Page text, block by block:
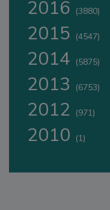
2016 (3880)
2015 (4547)
2014 (5875)
2013 (6753)
2012 (971)
2010 (1)